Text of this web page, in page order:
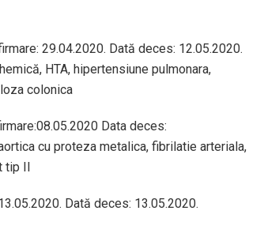
29.04.2020. Dată deces: 12.05.2020.
HTA, hipertensiune pulmonara,
colonica
Data deces:
cu proteza metalica, fibrilatie arteriala,
tip II
Dată deces: 13.05.2020.